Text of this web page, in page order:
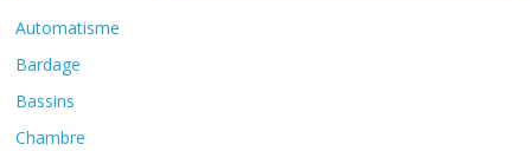
Automatisme
Bardage
Bassins
Chambre